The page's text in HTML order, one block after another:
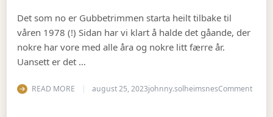
Det som no er Gubbetrimmen starta heilt tilbake til
våren 1978 (!) Sidan har vi klart å halde det gåande, der
nokre har vore med alle åra og nokre litt færre år.
Uansett er det …
READ MORE august 25, 2023johnny.solheimsnesCommenton